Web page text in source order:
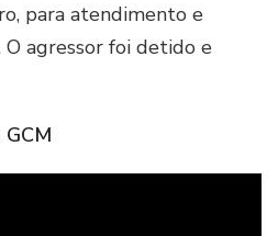
para atendimento e
agressor foi detido e